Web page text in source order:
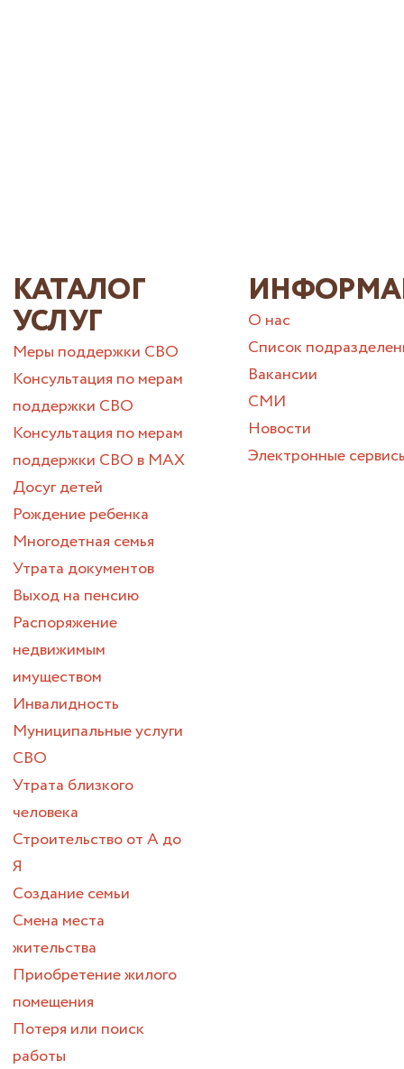
КАТАЛОГ
УСЛУГ
Меры поддержки СВО
Консультация по мерам
поддержки СВО
Консультация по мерам
поддержки СВО в МАХ
Досуг детей
Рождение ребенка
Многодетная семья
Утрата документов
Выход на пенсию
Распоряжение
недвижимым
имуществом
Инвалидность
Муниципальные услуги
СВО
Утрата близкого
человека
Строительство от А до
Я
Создание семьи
Смена места
жительства
Приобретение жилого
помещения
Потеря или поиск
работы
О нас
Список
Вакансии
СМИ
Новости
Электронные